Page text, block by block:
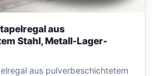
aus
Stahl, Metall-Lager-
aus pulverbeschichtetem